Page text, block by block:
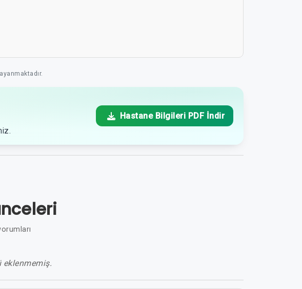
Hastane Bilgileri PDF İndir
eklenmemiş.